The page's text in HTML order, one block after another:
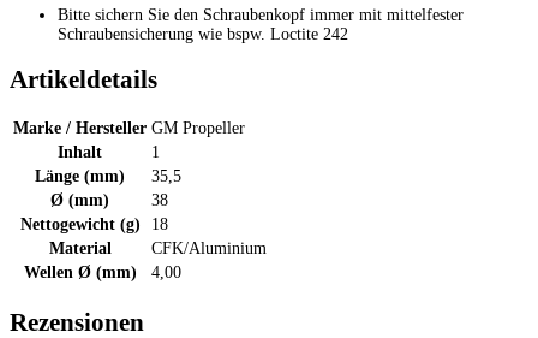
Bitte sichern Sie den Schraubenkopf immer mit mittelfester
Schraubensicherung wie bspw. Loctite 242
Artikeldetails
Marke / Hersteller GM Propeller
Inhalt
1
Länge (mm)
35,5
Ø (mm)
38
Nettogewicht (g)
18
Material
CFK/Aluminium
Wellen Ø (mm)
4,00
Rezensionen